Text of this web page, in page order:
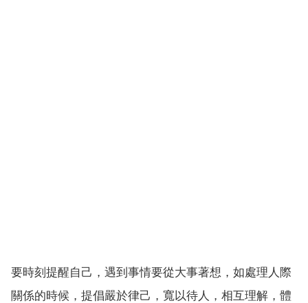
要時刻提醒自己，遇到事情要從大事著想，如處理人際
關係的時候，提倡嚴於律己，寬以待人，相互理解，體